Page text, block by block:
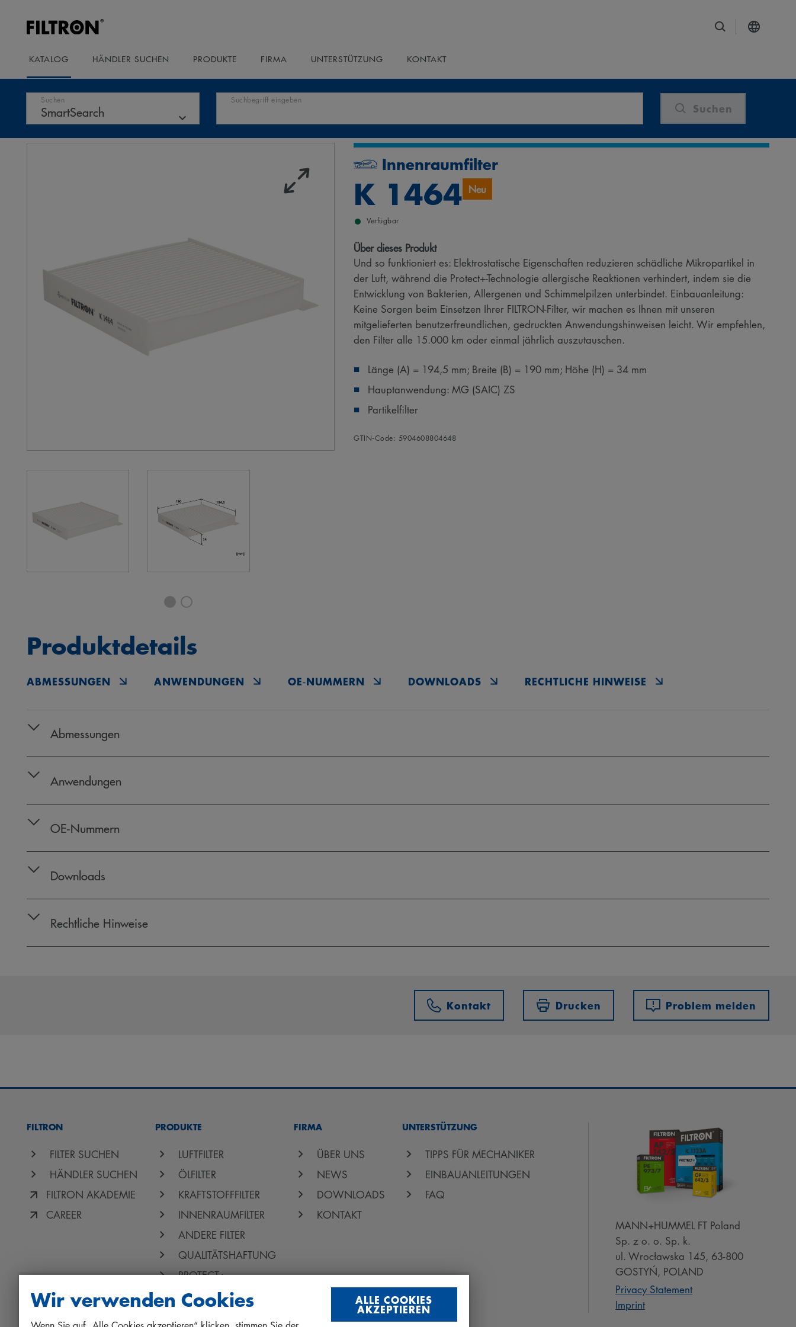
KATALOG HÄNDLER SUCHEN PRODUKTE FIRMA UNTERSTÜTZUNG KONTAKT
Suchen Suchbegriff eingeben
Suchen
Innenraumfilter
K 1464 Neu
Verfügbar
Über dieses Produkt
Und so funktioniert es: Elektrostatische Eigenschaften reduzieren schädliche Mikropartikel in
der Luft, während die Protect+-Technologie allergische Reaktionen verhindert, indem sie die
Entwicklung von Bakterien, Allergenen und Schimmelpilzen unterbindet. Einbauanleitung:
Keine Sorgen beim Einsetzen Ihrer FILTRON-Filter, wir machen es Ihnen mit unseren
mitgelieferten benutzerfreundlichen, gedruckten Anwendungshinweisen leicht. Wir empfehlen,
den Filter alle 15.000 km oder einmal jährlich auszutauschen.
Länge (A) = 194,5 mm; Breite (B) = 190 mm; Höhe (H) = 34 mm
Hauptanwendung: MG (SAIC) ZS
Partikelfilter
GTIN‑Code: 5904608804648
Produktdetails
ABMESSUNGEN ANWENDUNGEN OE‑NUMMERN DOWNLOADS RECHTLICHE HINWEISE
Abmessungen
Anwendungen
OE‑Nummern
Downloads
Rechtliche Hinweise
Kontakt Drucken Problem melden
FILTRON
FILTER SUCHEN
HÄNDLER SUCHEN
FILTRON AKADEMIE
CAREER
PRODUKTE
LUFTFILTER
ÖLFILTER
KRAFTSTOFFFILTER
INNENRAUMFILTER
ANDERE FILTER
QUALITÄTSHAFTUNG
PROTECT+
FIRMA
ÜBER UNS
NEWS
DOWNLOADS
KONTAKT
UNTERSTÜTZUNG
TIPPS FÜR MECHANIKER
EINBAUANLEITUNGEN
FAQ
MANN+HUMMEL FT Poland
Sp. z o. o. Sp. k.
ul. Wrocławska 145, 63-800
GOSTYŃ, POLAND
Privacy Statement
Imprint
Wir verwenden Cookies ALLE COOKIES
AKZEPTIEREN